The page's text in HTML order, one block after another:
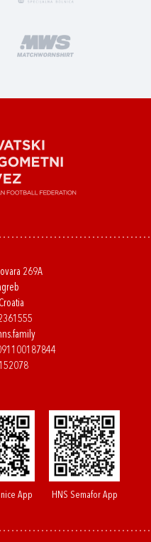
269A
App HNS Semafor App